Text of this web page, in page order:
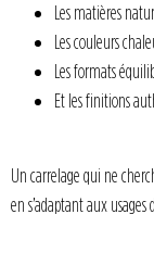
Les matières
Les couleurs
Les formats
Et les finitions
Un carrelage qui ne
en s’adaptant aux